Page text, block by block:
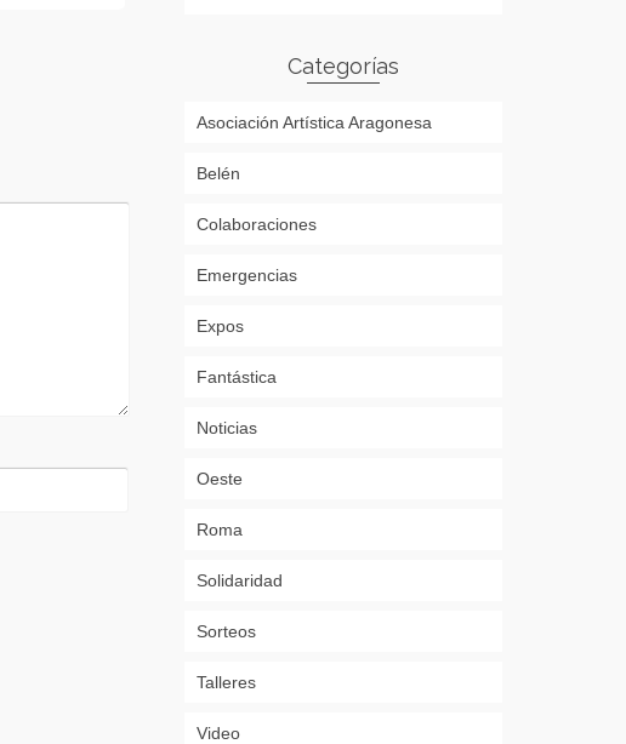
Categorías
Asociación Artística Aragonesa
Belén
Colaboraciones
Emergencias
Expos
Fantástica
Noticias
Oeste
Roma
Solidaridad
Sorteos
Talleres
Video